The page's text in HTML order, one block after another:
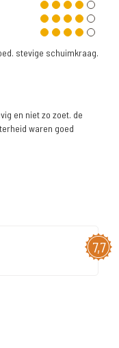
stevige schuimkraag.
en niet zo zoet. de
waren goed
7,7